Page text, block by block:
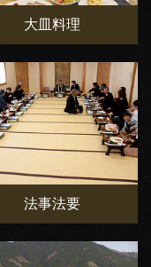
大皿料理
法事法要